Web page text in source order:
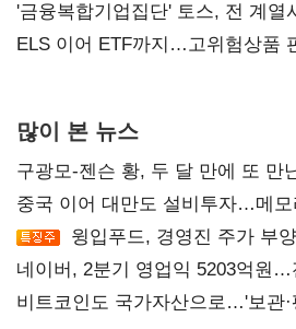
'금융복합기업집단' 토스, 전 계열
ELS 이어 ETF까지…고위험상품
많이 본 뉴스
구광모-젠슨 황, 두 달 만에 또 만
중국 이어 대만도 설비투자…메모
윙입푸드, 경영진 주가 부
네이버, 2분기 영업익 5203억원…
비트코인도 국가자산으로…'보관·